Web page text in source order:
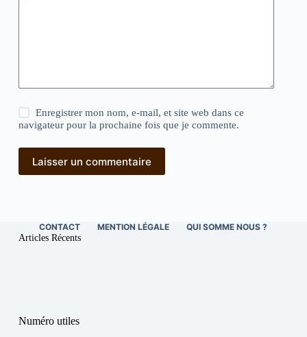
Enregistrer mon nom, e-mail, et site web dans ce
navigateur pour la prochaine fois que je commente.
Laisser un commentaire
CONTACT MENTION LÉGALE QUI SOMME NOUS ?
Articles Récents
Numéro utiles